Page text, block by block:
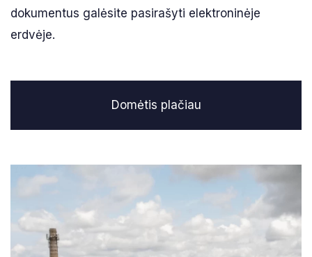
dokumentus galėsite pasirašyti elektroninėje
erdvėje.
Domėtis plačiau